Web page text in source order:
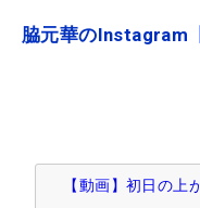
脇元華のInstagram
【動画】初日の上